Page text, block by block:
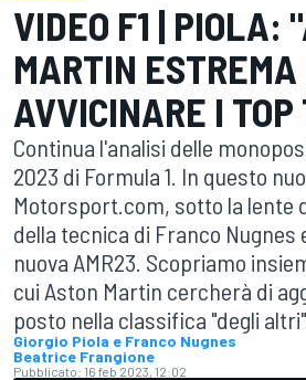
VIDEO F1 | PIOLA:
MARTIN ESTREMA
AVVICINARE I
Continua l'analisi delle
2023 di Formula 1. In questo
Motorsport.com, sotto la lente
della tecnica di Franco Nugnes
nuova AMR23. Scopriamo
cui Aston Martin cercherà di
posto nella classifica "degli
Giorgio Piola e Franco Nugnes
Beatrice Frangione
Pubblicato: 16 feb 2023, 12:02